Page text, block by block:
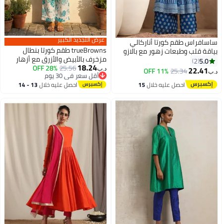
ساسافراس طقم كورتا أناركالي
بياقة قلب وطبعات زهور مع بالازو
5.0
2
د.ب‏22.41
25.34
11% OFF
احصل عليه خلال15
عرض التجديد الكبير
trueBrowns طقم كورتا بنطال
مزخرف بالأبيض والأزرق مع أزهار
حقيقية
د.ب‏18.24
25.56
28% OFF
أقل سعر في 30 يوم
أقل سعر في 30 يوماحصل عليه خلال 13 - 14